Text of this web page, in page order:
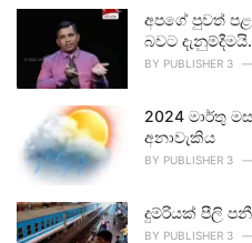
අපගේ පුවත්
බවට දැනුම්දීමයි.
BY PUBLISHER 3
2024 මාර්තු
අනාවැකිය
BY PUBLISHER 3
දුම්රියක් පීලි
BY PUBLISHER 3